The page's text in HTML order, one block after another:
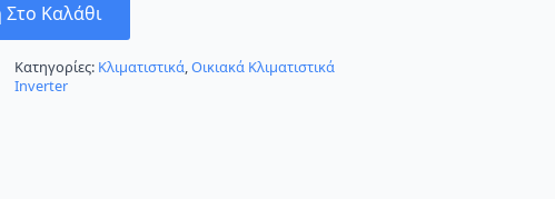
Καλάθι
Κατηγορίες: Κλιματιστικά,Οικιακά Κλιματιστικά
Inverter